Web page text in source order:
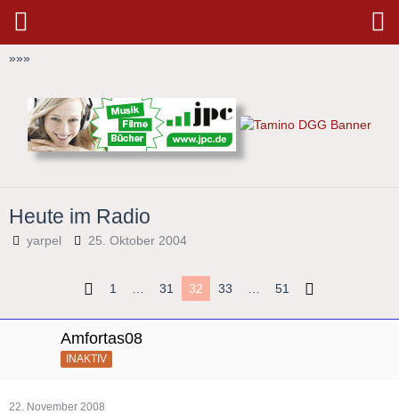
»»»
Heute im Radio
yarpel 25. Oktober 2004
1 31 32 33 51
Amfortas08
INAKTIV
22. November 2008